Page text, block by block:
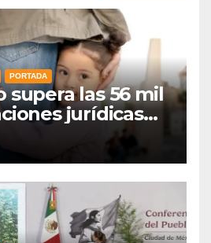
PORTADA
supera las 56 mil
jurídicas
derechos de